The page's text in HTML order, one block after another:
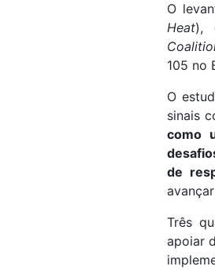
O
Heat),
105 no
O
sinais
como
de
Três
apoiar